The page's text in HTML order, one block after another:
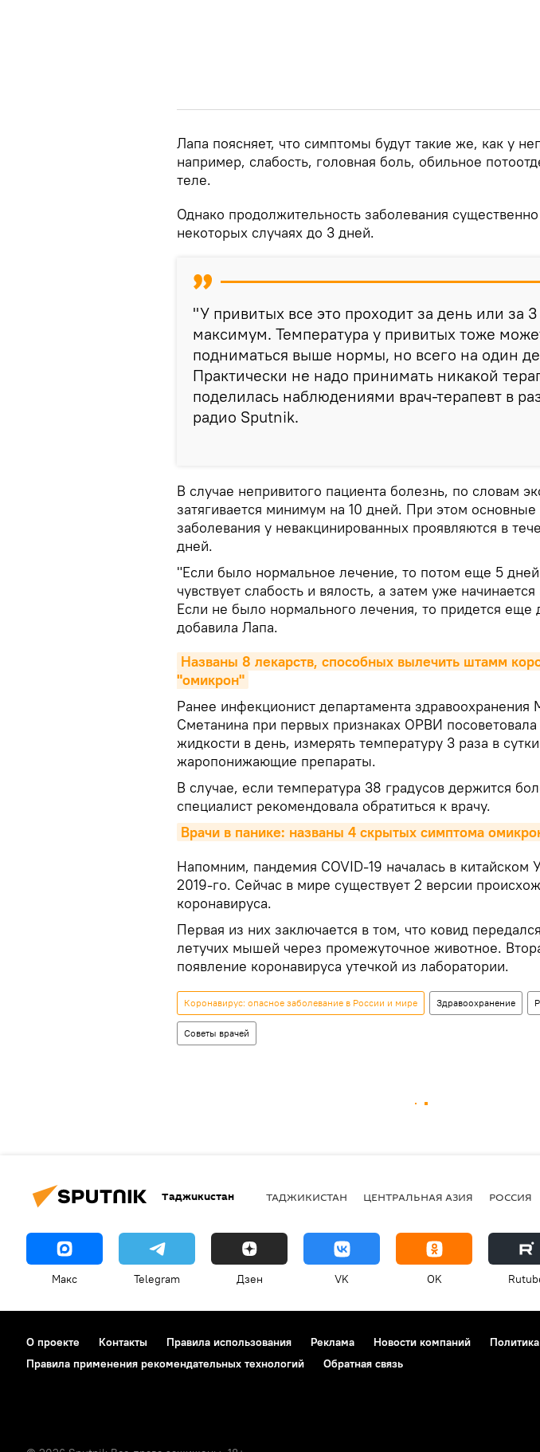
Лапа поясняет, что симптомы будут такие же, как у
например, слабость, головная боль, обильное
теле.
Однако продолжительность заболевания
некоторых случаях до 3 дней.
"У привитых все это проходит за день или за
максимум. Температура у привитых тоже
подниматься выше нормы, но всего на один
Практически не надо принимать никакой
поделилась наблюдениями врач-терапевт в
радио Sputnik.
В случае непривитого пациента болезнь, по словам
затягивается минимум на 10 дней. При этом
заболевания у невакцинированных проявляются в
дней.
"Если было нормальное лечение, то потом еще 5
чувствует слабость и вялость, а затем уже
Если не было нормального лечения, то придется еще
добавила Лапа.
Названы 8 лекарств, способных вылечить штамм
"омикрон"
Ранее инфекционист департамента здравоохранения
Сметанина при первых признаках ОРВИ
жидкости в день, измерять температуру 3 раза в
жаропонижающие препараты.
В случае, если температура 38 градусов держится
специалист рекомендовала обратиться к врачу.
Врачи в панике: названы 4 скрытых симптома
Напомним, пандемия COVID-19 началась в китайском
2019-го. Сейчас в мире существует 2 версии
коронавируса.
Первая из них заключается в том, что ковид
летучих мышей через промежуточное животное.
появление коронавируса утечкой из лаборатории.
Коронавирус: опасное заболевание в России и мире Здравоохранение
Советы врачей
Таджикистан ТАДЖИКИСТАН ЦЕНТРАЛЬНАЯ АЗИЯ РОССИЯ
Макс Telegram Дзен VK OK
О проекте Контакты Правила использования Реклама Новости компаний
Правила применения рекомендательных технологий
Обратная связь